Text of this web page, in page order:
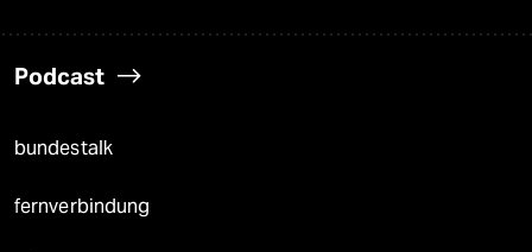
Podcast
bundestalk
fernverbindung